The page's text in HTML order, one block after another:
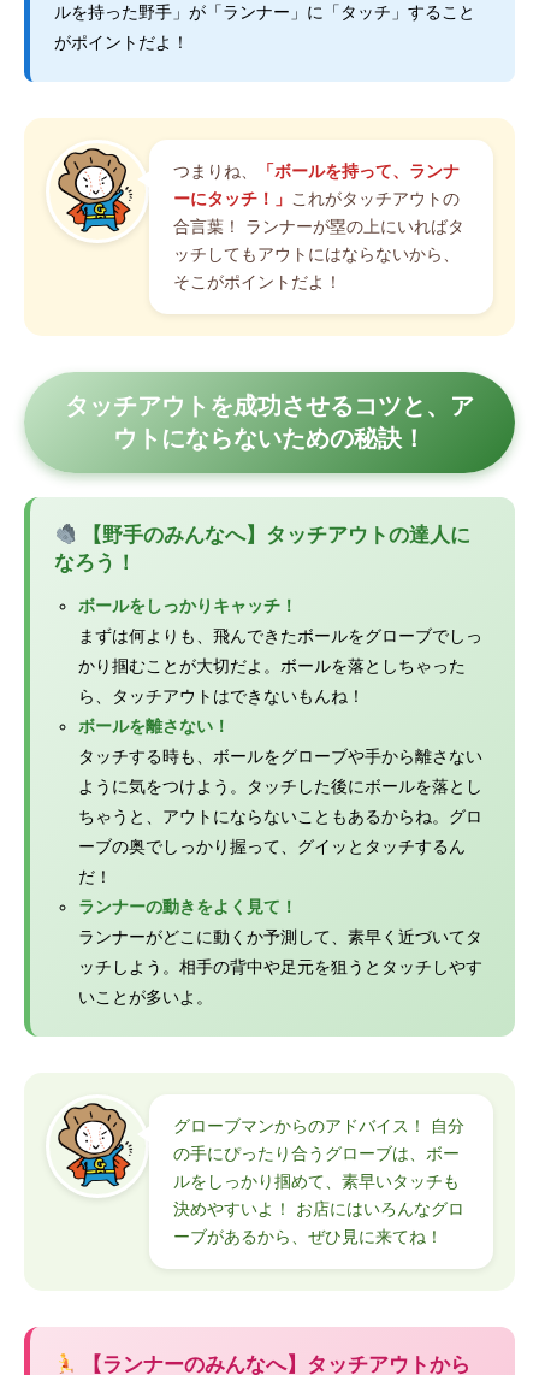
ルを持った野手」が「ランナー」に「タッチ」すること
がポイントだよ！
つまりね、
「ボールを持って、ランナ
ーにタッチ！」 これがタッチアウトの
合言葉！ ランナーが塁の上にいればタ
ッチしてもアウトにはならないから、
そこがポイントだよ！
タッチアウトを成功させるコツと、ア
ウトにならないための秘訣！
【野手のみんなへ】タッチアウトの達人に
なろう！
ボールをしっかりキャッチ！
まずは何よりも、飛んできたボールをグローブでしっ
かり掴むことが大切だよ。ボールを落としちゃった
ら、タッチアウトはできないもんね！
ボールを離さない！
タッチする時も、ボールをグローブや手から離さない
ように気をつけよう。タッチした後にボールを落とし
ちゃうと、アウトにならないこともあるからね。グロ
ーブの奥でしっかり握って、グイッとタッチするん
だ！
ランナーの動きをよく見て！
ランナーがどこに動くか予測して、素早く近づいてタ
ッチしよう。相手の背中や足元を狙うとタッチしやす
いことが多いよ。
グローブマンからのアドバイス！ 自分
の手にぴったり合うグローブは、ボー
ルをしっかり掴めて、素早いタッチも
決めやすいよ！ お店にはいろんなグロ
ーブがあるから、ぜひ見に来てね！
【ランナーのみんなへ】タッチアウトから